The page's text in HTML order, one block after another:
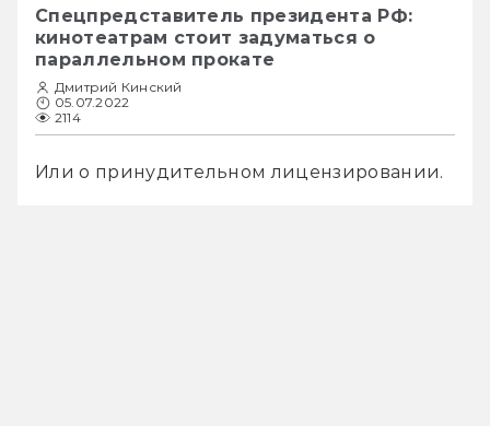
Спецпредставитель президента РФ:
кинотеатрам стоит задуматься о
параллельном прокате
Дмитрий Кинский
05.07.2022
2114
Или о принудительном лицензировании.